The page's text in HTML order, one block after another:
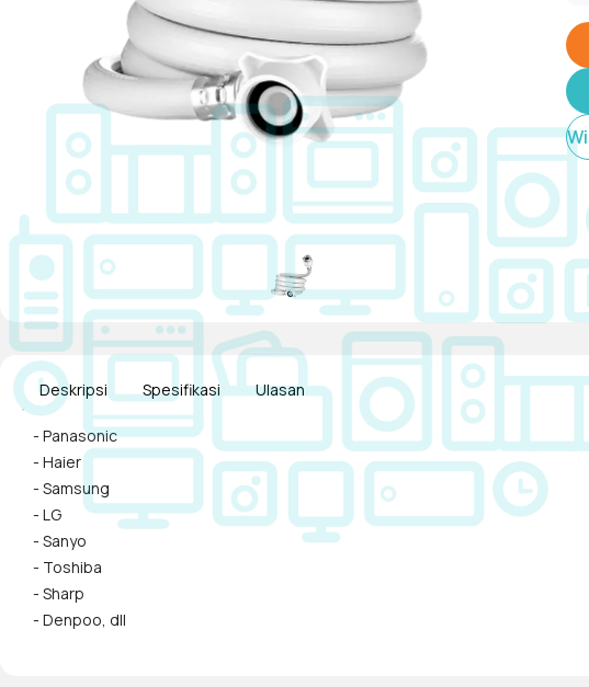
Deskripsi Spesifikasi Ulasan
- Panasonic
- Haier
- Samsung
- LG
- Sanyo
- Toshiba
- Sharp
- Denpoo, dll